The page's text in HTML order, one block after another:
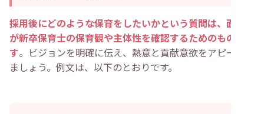
採用後にどのような保育をしたいかという質問は、面接官
が新卒保育士の保育観や主体性を確認するためのもので
す。ビジョンを明確に伝え、熱意と貢献意欲をアピールし
ましょう。例文は、以下のとおりです。